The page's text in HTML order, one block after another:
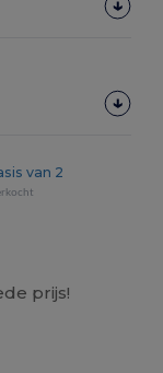
van 2
prijs!